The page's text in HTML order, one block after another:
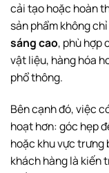
cải tạo hoặc hoàn
sản phẩm không
sáng cao, phù hợp
vật liệu, hàng hóa
phổ thông.
Bên cạnh đó, việc
hoạt hơn: góc hẹp
hoặc khu vực trưng
khách hàng là kiến